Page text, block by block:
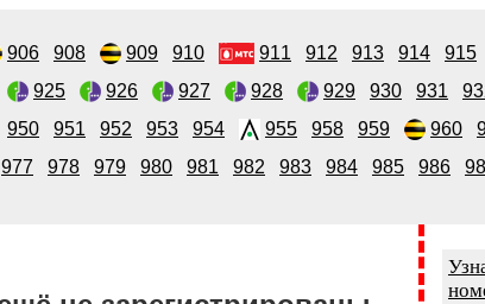
906 908 909 910 911 912 913 914 915
925 926 927 928 929 930 931
950 951 952 953 954 955 958 959 960
977 978 979 980 981 982 983 984 985 986